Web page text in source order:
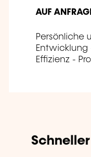
AUF
Persönliche
Entwicklung
Effizienz -